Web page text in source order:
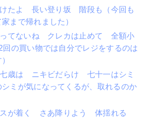
たよ 長い登り坂 階段も（今回も
まで帰れました）
てないね クレカは止めて 全額小
回の買い物では自分でレジをするのは
歳は ニキビだらけ 七十一はシミ
シミが気になってくるが、取れるのか
が着く さあ降りよう 体揺れる